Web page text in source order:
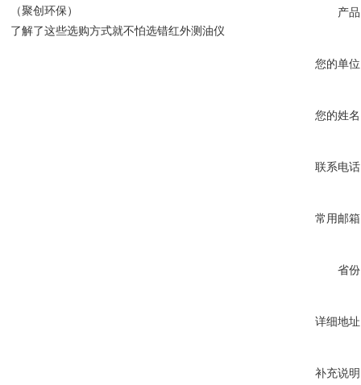
产
您的单
您的姓
联系电
常用邮
省
详细地
补充说
（聚创环保）
了解了这些选购方式就不怕选错红外测油仪